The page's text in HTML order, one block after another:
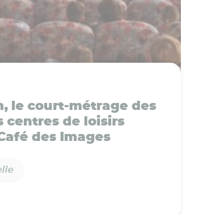
le court-métrage des
centres de loisirs
des Images